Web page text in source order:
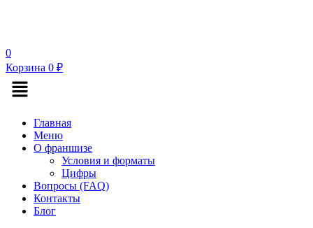
0
Корзина 0 ₽
Меню
Главная
Меню
О франшизе
Условия и форматы
Цифры
Вопросы (FAQ)
Контакты
Блог